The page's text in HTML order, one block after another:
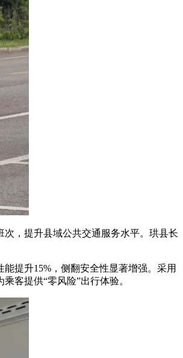
，提升县域公共交通服务水平。珙县长
提升15%，侧翻安全性显著增强。采用
客提供“零风险”出行体验。